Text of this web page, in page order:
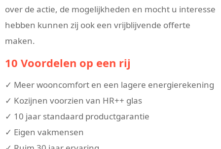
over de actie, de mogelijkheden en mocht u interesse
hebben kunnen zij ook een vrijblijvende offerte
maken.
10 Voordelen op een rij
✓ Meer wooncomfort en een lagere energierekening
✓ Kozijnen voorzien van HR++ glas
✓ 10 jaar standaard productgarantie
✓ Eigen vakmensen